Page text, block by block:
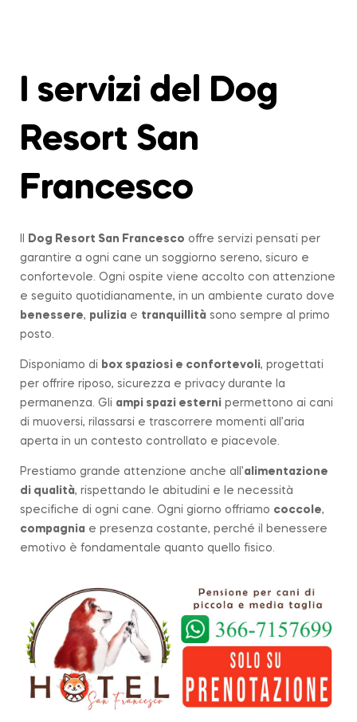
I servizi del Dog
Resort San
Francesco
Dog Resort San Francesco offre servizi pensati per
garantire a ogni cane un soggiorno sereno, sicuro e
confortevole. Ogni ospite viene accolto con attenzione
e seguito quotidianamente, in un ambiente curato dove
benessere, pulizia e tranquillità sono sempre al primo
posto.
Disponiamo di box spaziosi e confortevoli, progettati
per offrire riposo, sicurezza e privacy durante la
permanenza. Gli ampi spazi esterni permettono ai cani
di muoversi, rilassarsi e trascorrere momenti all’aria
aperta in un contesto controllato e piacevole.
Prestiamo grande attenzione anche all’alimentazione
di qualità, rispettando le abitudini e le necessità
specifiche di ogni cane. Ogni giorno offriamo coccole,
compagnia e presenza costante, perché il benessere
emotivo è fondamentale quanto quello fisico.